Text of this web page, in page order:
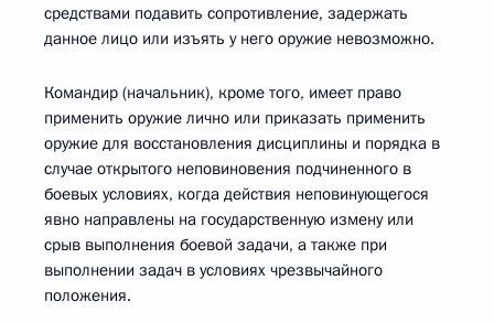
средствами подавить сопротивление, задержать
данное лицо или изъять у него оружие невозможно.
Командир (начальник), кроме того, имеет право
применить оружие лично или приказать применить
оружие для восстановления дисциплины и порядка в
случае открытого неповиновения подчиненного в
боевых условиях, когда действия неповинующегося
явно направлены на государственную измену или
срыв выполнения боевой задачи, а также при
выполнении задач в условиях чрезвычайного
положения.